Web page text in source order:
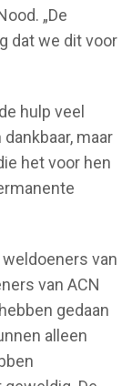
„De
dat we dit voor
hulp veel
maar
het voor hen
van
van ACN
gedaan
alleen